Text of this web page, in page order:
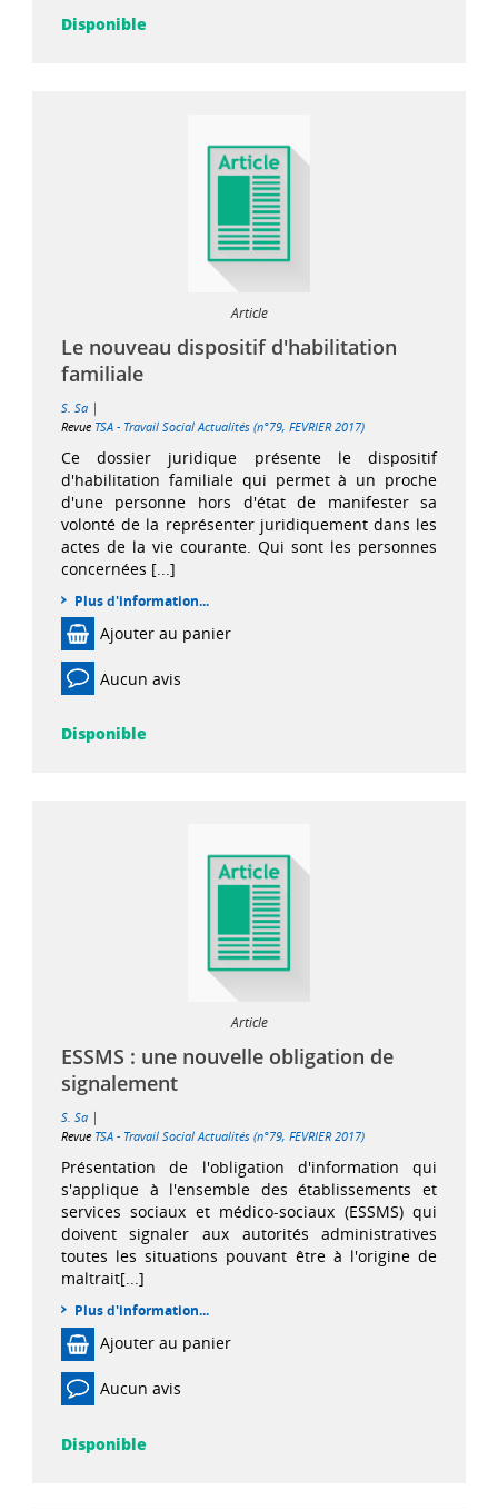
Disponible
Article
Le nouveau dispositif d'habilitation
familiale
S. Sa |
Revue TSA - Travail Social Actualités (n°79, FEVRIER 2017)
Ce dossier juridique présente le dispositif
d'habilitation familiale qui permet à un proche
d'une personne hors d'état de manifester sa
volonté de la représenter juridiquement dans les
actes de la vie courante. Qui sont les personnes
concernées [...]
Plus d'information...
Ajouter au panier
Aucun avis
Disponible
Article
ESSMS : une nouvelle obligation de
signalement
S. Sa |
Revue TSA - Travail Social Actualités (n°79, FEVRIER 2017)
Présentation de l'obligation d'information qui
s'applique à l'ensemble des établissements et
services sociaux et médico-sociaux (ESSMS) qui
doivent signaler aux autorités administratives
toutes les situations pouvant être à l'origine de
maltrait[...]
Plus d'information...
Ajouter au panier
Aucun avis
Disponible